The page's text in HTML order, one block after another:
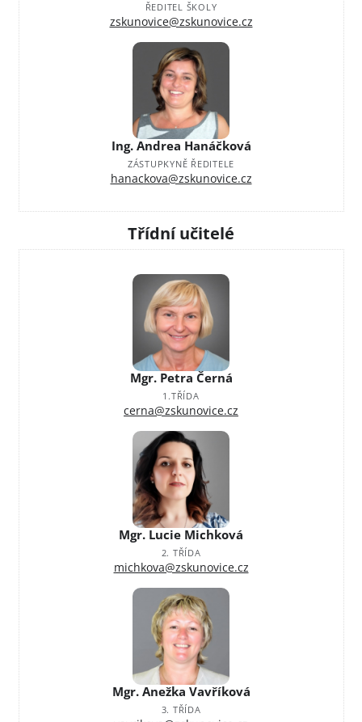
ŘEDITEL ŠKOLY
zskunovice@zskunovice.cz
Ing. Andrea Hanáčková
ZÁSTUPKYNĚ ŘEDITELE
hanackova@zskunovice.cz
Třídní učitelé
Mgr. Petra Černá
1.TŘÍDA
cerna@zskunovice.cz
Mgr. Lucie Michková
2. TŘÍDA
michkova@zskunovice.cz
Mgr. Anežka Vavříková
3. TŘÍDA